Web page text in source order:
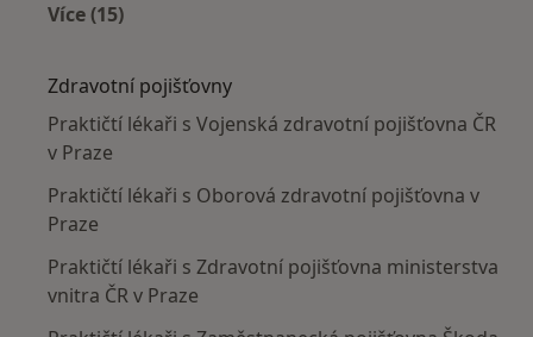
Více (15)
Zdravotní pojišťovny
Praktičtí lékaři s Vojenská zdravotní pojišťovna ČR
v Praze
Praktičtí lékaři s Oborová zdravotní pojišťovna v
Praze
Praktičtí lékaři s Zdravotní pojišťovna ministerstva
vnitra ČR v Praze